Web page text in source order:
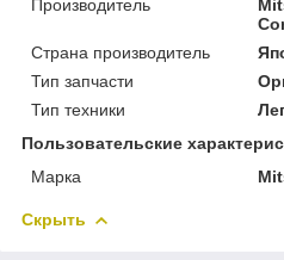
Производитель
Страна производитель
Тип запчасти
Тип техники
Пользовательские
Марка
Скрыть